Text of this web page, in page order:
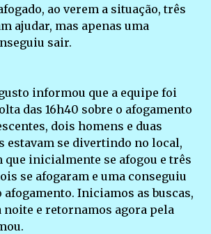
ao verem a situação, três
ajudar, mas apenas uma
sair.
informou que a equipe foi
das 16h40 sobre o afogamento
dois homens e duas
estavam se divertindo no local,
que inicialmente se afogou e três
se afogaram e uma conseguiu
Iniciamos as buscas,
noite e retornamos agora pela